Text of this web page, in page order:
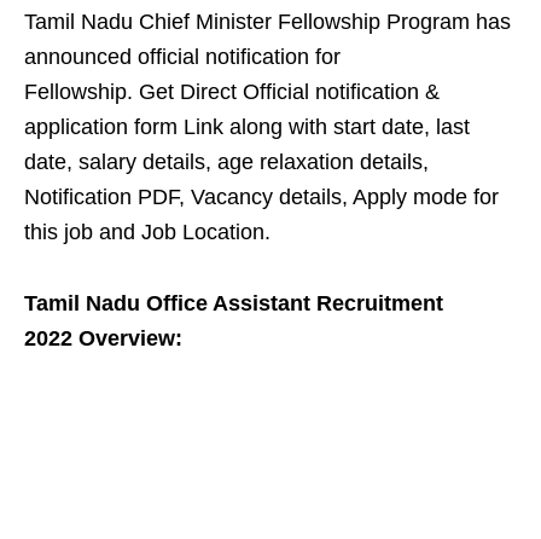
Tamil Nadu Chief Minister Fellowship Program has
announced official notification for
Fellowship. Get Direct Official notification &
application form Link along with start date, last
date, salary details, age relaxation details,
Notification PDF, Vacancy details, Apply mode for
this job and Job Location.
Tamil Nadu Office Assistant Recruitment
2022 Overview: